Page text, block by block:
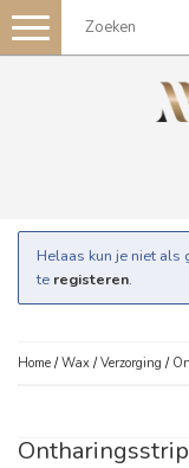
Toggle
navigation
Helaas kun je niet als
te registeren.
Home /Wax /Verzorging /